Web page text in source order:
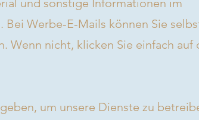
und sonstige Informationen im
Werbe-E-Mails können Sie
Wenn nicht, klicken Sie einfach auf
um unsere Dienste zu